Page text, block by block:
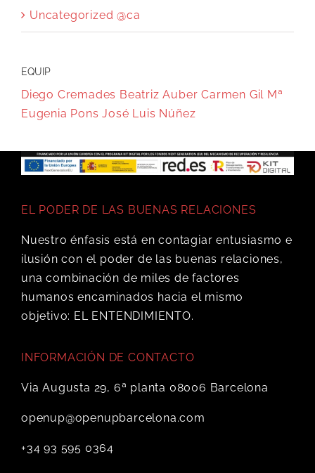
Uncategorized @ca
EQUIP
Diego Cremades Beatriz Auber Carmen Gil Mª
Eugenia Pons José Luis Núñez
EL PODER DE LAS BUENAS RELACIONES
Nuestro énfasis está en contagiar entusiasmo e
ilusión con el poder de las buenas relaciones,
una combinación de miles de factores
humanos encaminados hacia el mismo
objetivo: EL ENTENDIMIENTO.
INFORMACIÓN DE CONTACTO
Via Augusta 29, 6ª planta 08006 Barcelona
openup@openupbarcelona.com
+34 93 595 0364